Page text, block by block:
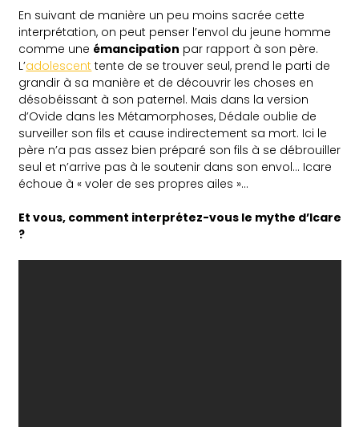
En suivant de manière un peu moins sacrée cette
interprétation, on peut penser l’envol du jeune homme
comme une émancipation par rapport à son père.
L’adolescent tente de se trouver seul, prend le parti de
grandir à sa manière et de découvrir les choses en
désobéissant à son paternel. Mais dans la version
d’Ovide dans les Métamorphoses, Dédale oublie de
surveiller son fils et cause indirectement sa mort. Ici le
père n’a pas assez bien préparé son fils à se débrouiller
seul et n’arrive pas à le soutenir dans son envol… Icare
échoue à « voler de ses propres ailes »…
Et vous, comment interprétez-vous le mythe d’Icare
?